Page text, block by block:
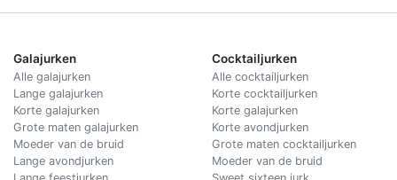
Galajurken
Alle galajurken
Lange galajurken
Korte galajurken
Grote maten galajurken
Moeder van de bruid
Lange avondjurken
Cocktailjurken
Alle cocktailjurken
Korte cocktailjurken
Korte galajurken
Korte avondjurken
Grote maten cocktailjurken
Moeder van de bruid